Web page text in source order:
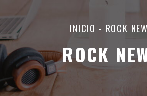
INICIO - ROCK
ROCK